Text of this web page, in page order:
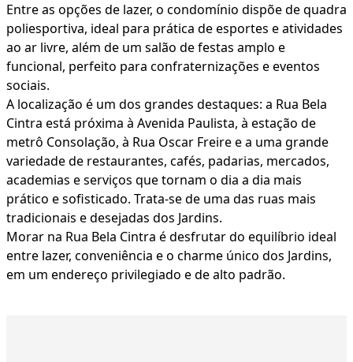
Entre as opções de lazer, o condomínio dispõe de quadra
poliesportiva, ideal para prática de esportes e atividades
ao ar livre, além de um salão de festas amplo e
funcional, perfeito para confraternizações e eventos
sociais.
A localização é um dos grandes destaques: a Rua Bela
Cintra está próxima à Avenida Paulista, à estação de
metrô Consolação, à Rua Oscar Freire e a uma grande
variedade de restaurantes, cafés, padarias, mercados,
academias e serviços que tornam o dia a dia mais
prático e sofisticado. Trata-se de uma das ruas mais
tradicionais e desejadas dos Jardins.
Morar na Rua Bela Cintra é desfrutar do equilíbrio ideal
entre lazer, conveniência e o charme único dos Jardins,
em um endereço privilegiado e de alto padrão.